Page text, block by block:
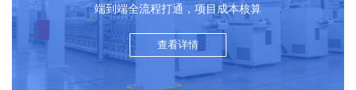
端到端全流程打通，项目成本核算
查看详情